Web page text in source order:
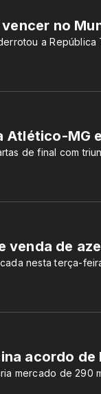
no
a República
Atlético-MG
de final com
venda de
nesta terça-
acordo
mercado de 290